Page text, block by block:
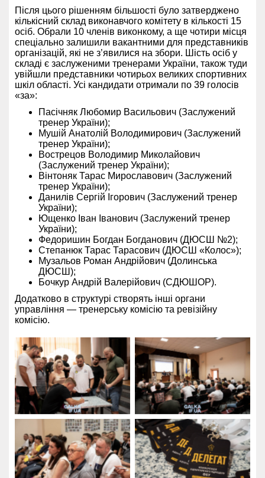
Після цього рішенням більшості було затверджено
кількісний склад виконавчого комітету в кількості 15
осіб. Обрали 10 членів виконкому, а ще чотири місця
спеціально залишили вакантними для представників
організацій, які не з’явилися на збори. Шість осіб у
складі є заслуженими тренерами України, також туди
увійшли представники чотирьох великих спортивних
шкіл області. Усі кандидати отримали по 39 голосів
«за»:
Пасічняк Любомир Васильович (Заслужений
тренер України);
Мушій Анатолій Володимирович (Заслужений
тренер України);
Вострецов Володимир Миколайович
(Заслужений тренер України);
Вінтоняк Тарас Мирославович (Заслужений
тренер України);
Данилів Сергій Ігорович (Заслужений тренер
України);
Ющенко Іван Іванович (Заслужений тренер
України);
Федоришин Богдан Богданович (ДЮСШ №2);
Степанюк Тарас Тарасович (ДЮСШ «Колос»);
Музальов Роман Андрійович (Долинська
ДЮСШ);
Бочкур Андрій Валерійович (СДЮШОР).
Додатково в структурі створять інші органи
управління — тренерську комісію та ревізійну
комісію.